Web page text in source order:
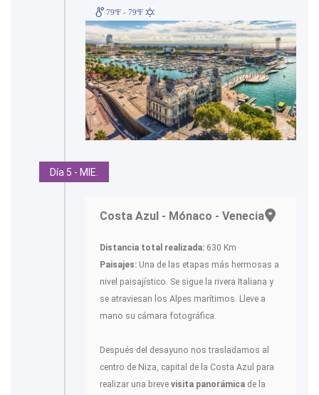
79ºF - 79ºF
Día 5 - MIE.
Costa Azul - Mónaco - Venecia
Distancia total realizada: 630 Km
Paisajes: Una de las etapas más hermosas a
nivel paisajístico. Se sigue la rivera Italiana y
se atraviesan los Alpes marítimos. Lleve a
mano su cámara fotográfica.
Después del desayuno nos trasladamos al
centro de Niza, capital de la Costa Azul para
realizar una breve visita panorámica de la